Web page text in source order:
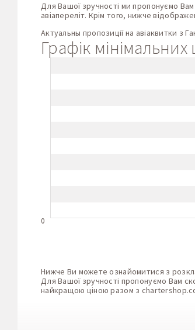
Для Вашої зручності ми пропонуємо
авіапереліт. Крім того, нижче
Актуальны пропозиції на авіаквитки з
Графік
0
Нижче Ви можете ознайомитися з
Для Вашої зручності пропонуємо Вам
найкращою ціною разом з